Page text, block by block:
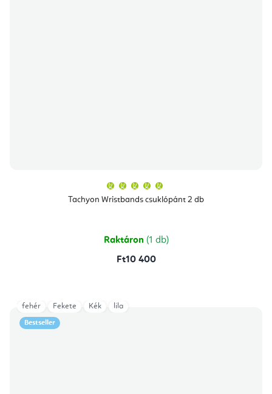
Tachyon Wristbands csuklópánt 2 db
átlagos
értékelése
csillag.
Raktáron (1 db)
Ft10 400
Bestseller
fehér Fekete Kék lila